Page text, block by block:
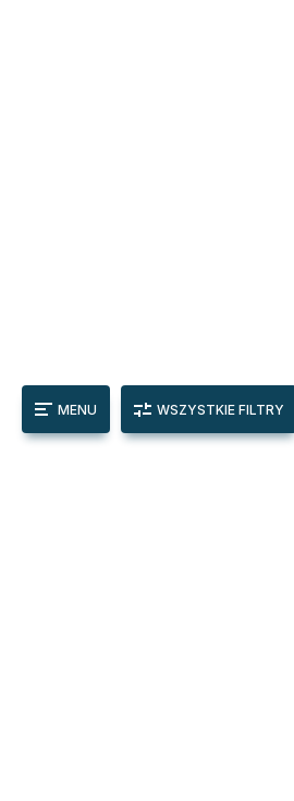
MENU WSZYSTKIE FILTRY